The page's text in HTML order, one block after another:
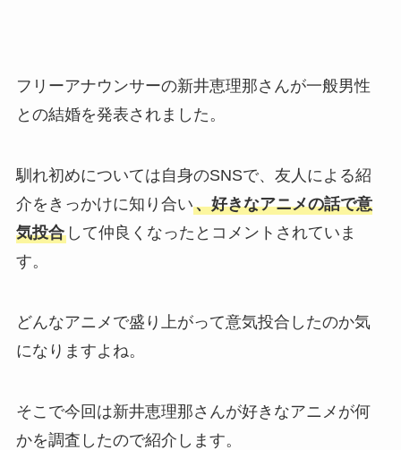
フリーアナウンサーの新井恵理那さんが一般男性
との結婚を発表されました。
馴れ初めについては自身のSNSで、友人による紹
介をきっかけに知り合い、好きなアニメの話で意
気投合して仲良くなったとコメントされていま
す。
どんなアニメで盛り上がって意気投合したのか気
になりますよね。
そこで今回は新井恵理那さんが好きなアニメが何
かを調査したので紹介します。